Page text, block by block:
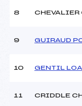
8 CHEVALIER
9 GUIRAUD
10 GENTIL
11 CRIDDLE